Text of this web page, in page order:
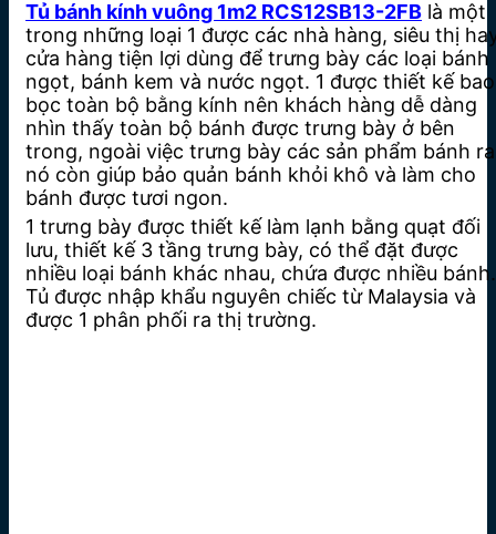
Tủ bánh kính vuông 1m2 RCS12SB13-2FB là một
trong những loại 1 được các nhà hàng, siêu thị
cửa hàng tiện lợi dùng để trưng bày các loại bánh
ngọt, bánh kem và nước ngọt. 1 được thiết kế bao
bọc toàn bộ bằng kính nên khách hàng dễ dàng
nhìn thấy toàn bộ bánh được trưng bày ở bên
trong, ngoài việc trưng bày các sản phẩm bánh ra
nó còn giúp bảo quản bánh khỏi khô và làm cho
bánh được tươi ngon.
1 trưng bày được thiết kế làm lạnh bằng quạt đối
lưu, thiết kế 3 tầng trưng bày, có thể đặt được
nhiều loại bánh khác nhau, chứa được nhiều bánh.
Tủ được nhập khẩu nguyên chiếc từ Malaysia và
được 1 phân phối ra thị trường.